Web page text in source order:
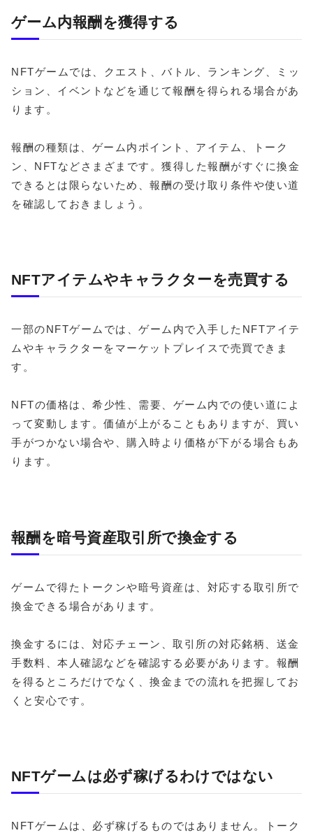
ゲーム内報酬を獲得する
NFTゲームでは、クエスト、バトル、ランキング、ミッ
ション、イベントなどを通じて報酬を得られる場合があ
ります。
報酬の種類は、ゲーム内ポイント、アイテム、トーク
ン、NFTなどさまざまです。獲得した報酬がすぐに換金
できるとは限らないため、報酬の受け取り条件や使い道
を確認しておきましょう。
NFTアイテムやキャラクターを売買する
一部のNFTゲームでは、ゲーム内で入手したNFTアイテ
ムやキャラクターをマーケットプレイスで売買できま
す。
NFTの価格は、希少性、需要、ゲーム内での使い道によ
って変動します。価値が上がることもありますが、買い
手がつかない場合や、購入時より価格が下がる場合もあ
ります。
報酬を暗号資産取引所で換金する
ゲームで得たトークンや暗号資産は、対応する取引所で
換金できる場合があります。
換金するには、対応チェーン、取引所の対応銘柄、送金
手数料、本人確認などを確認する必要があります。報酬
を得るところだけでなく、換金までの流れを把握してお
くと安心です。
NFTゲームは必ず稼げるわけではない
NFTゲームは、必ず稼げるものではありません。トーク